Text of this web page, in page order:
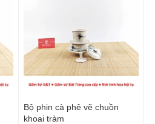
Bộ phin cà phê vẽ chuồn
khoai tràm